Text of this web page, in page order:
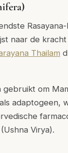
naar de
Thailam
om
adaptogeen,
Virya).